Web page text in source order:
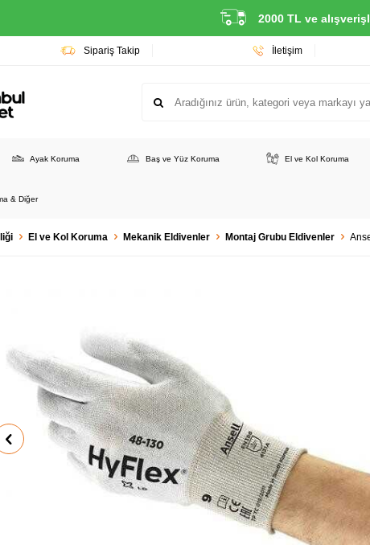
2000 TL ve
Sipariş Takip İletişim
Ayak Koruma Baş ve Yüz Koruma El ve Kol Koruma
& Diğer
El ve Kol Koruma Mekanik Eldivenler Montaj Grubu Eldivenler